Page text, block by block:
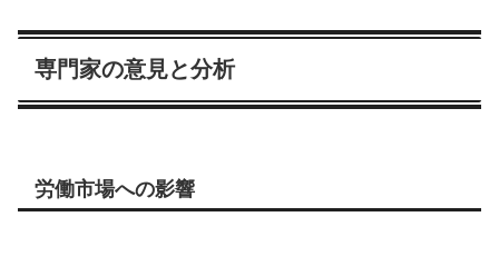
専門家の意見と分析
労働市場への影響